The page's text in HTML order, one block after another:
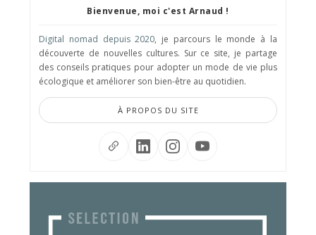
Bienvenue, moi c'est Arnaud !
Digital nomad depuis 2020, je parcours le monde à la
découverte de nouvelles cultures. Sur ce site, je partage
des conseils pratiques pour adopter un mode de vie plus
écologique et améliorer son bien-être au quotidien.
À PROPOS DU SITE